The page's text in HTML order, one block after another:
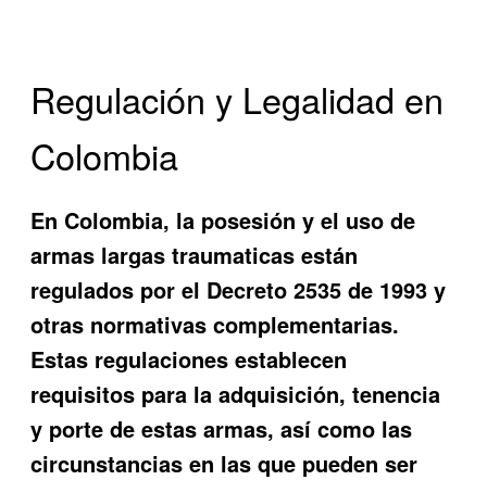
Regulación y Legalidad en
Colombia
En Colombia, la posesión y el uso de
armas largas traumaticas están
regulados por el Decreto 2535 de 1993 y
otras normativas complementarias.
Estas regulaciones establecen
requisitos para la adquisición, tenencia
y porte de estas armas, así como las
circunstancias en las que pueden ser